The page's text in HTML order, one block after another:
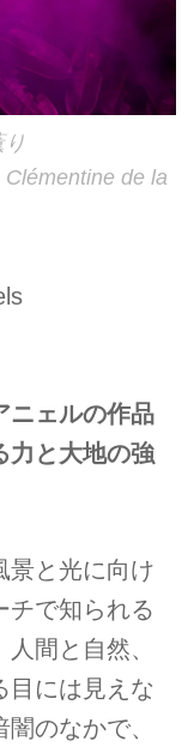
り
de la
ニェルの作品
力と大地の強
景と光に向け
チで知られる
間と自然、
目には見えな
のなかで、